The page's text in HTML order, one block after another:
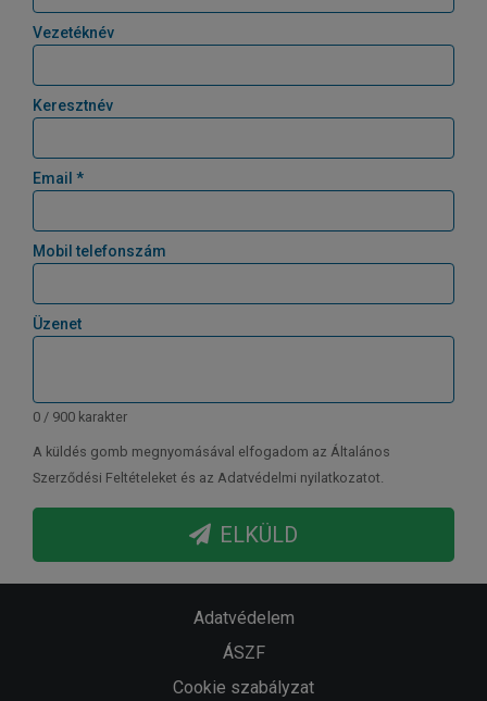
Vezetéknév
Keresztnév
Email *
Mobil telefonszám
Üzenet
0 / 900 karakter
A küldés gomb megnyomásával elfogadom az Általános
Szerződési Feltételeket és az Adatvédelmi nyilatkozatot.
ELKÜLD
Adatvédelem
ÁSZF
Cookie szabályzat